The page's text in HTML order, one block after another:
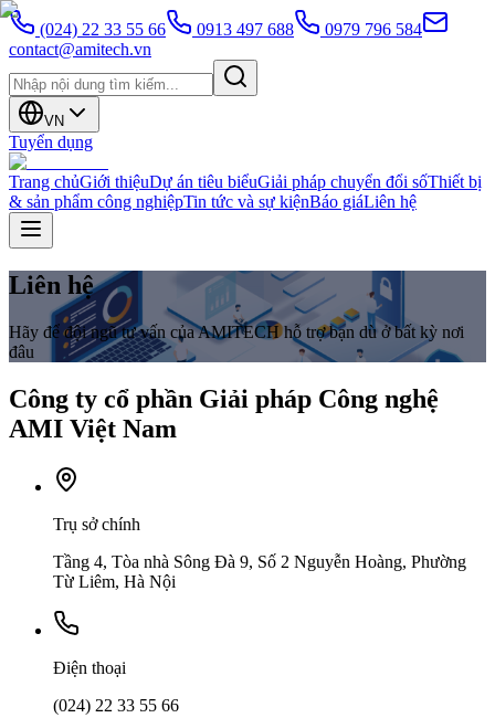
(024) 22 33 55 66 0913 497 688
0979 796 584
contact@amitech.vn
VN
Tuyển dụng
Trang chủGiới thiệuDự án tiêu biểuGiải pháp chuyển đổi sốThiết bị
& sản phẩm công nghiệpTin tức và sự kiệnBáo giáLiên hệ
Liên hệ
Hãy để đội ngũ tư vấn của AMITECH hỗ trợ bạn dù ở bất kỳ nơi
đâu
Công ty cổ phần Giải pháp Công nghệ
AMI Việt Nam
Trụ sở chính
Tầng 4, Tòa nhà Sông Đà 9, Số 2 Nguyễn Hoàng, Phường
Từ Liêm, Hà Nội
Điện thoại
(024) 22 33 55 66